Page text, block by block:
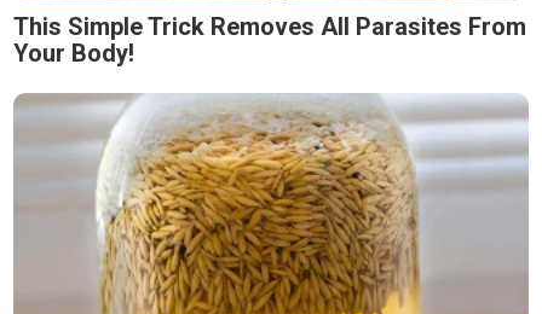
This Simple Trick Removes All Parasites From
Your Body!